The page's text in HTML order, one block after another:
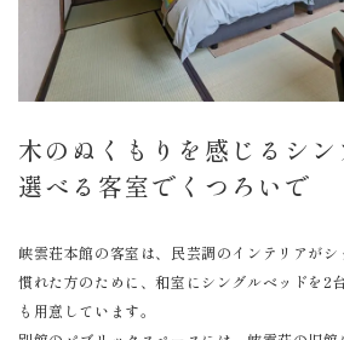
木のぬくもりを感じるシ
選べる客室でくつろいで
峡雲荘本館の客室は、民芸調のインテリアが
慣れた方のために、和室にシングルベッドを2
も用意しています。